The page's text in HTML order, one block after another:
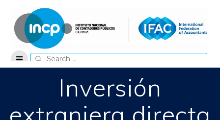
content
Search
for:
Inversión